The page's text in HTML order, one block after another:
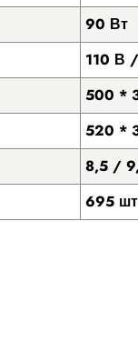
90 Вт
110 В
500 *
520 *
8,5 /
695 шт